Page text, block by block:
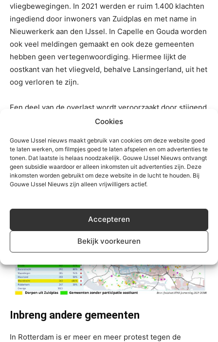
Cookies
Gouwe IJssel nieuws maakt gebruik van cookies om deze website goed
te laten werken, om filmpjes goed te laten afspelen en om advertenties te
tonen. Dat laatste is helaas noodzakelijk. Gouwe IJssel Nieuws ontvangt
geen subsidie waardoor er alleen inkomsten uit advertenties zijn. Deze
inkomsten worden gebruikt om deze website in de lucht te houden. Bij
Gouwe IJssel Nieuws zijn alleen vrijwilligers actief.
Accepteren
Bekijk voorkeuren
vliegbewegingen. In 2021 werden er ruim 1.400 klachten
ingediend door inwoners van Zuidplas en met name in
Nieuwerkerk aan den IJssel. In Capelle en Gouda worden
ook veel meldingen gemaakt en ook deze gemeenten
hebben geen vertegenwoordiging. Hiermee lijkt de
oostkant van het vliegveld, behalve Lansingerland, uit het
oog verloren te zijn.
Een deel van de overlast wordt veroorzaakt door stijgend
verkeer vanaf de 06 kant van de baan en dan de
vliegen. Soms moet dit overigens gebeuren omdat de
Aalsmeerderbaan van Schiphol open is en de vliegtuigen
van Rotterdam dan niet het aankomende verkeer van
Schiphol mogen verstoren.
Inbreng andere gemeenten
In Rotterdam is er meer en meer protest tegen de